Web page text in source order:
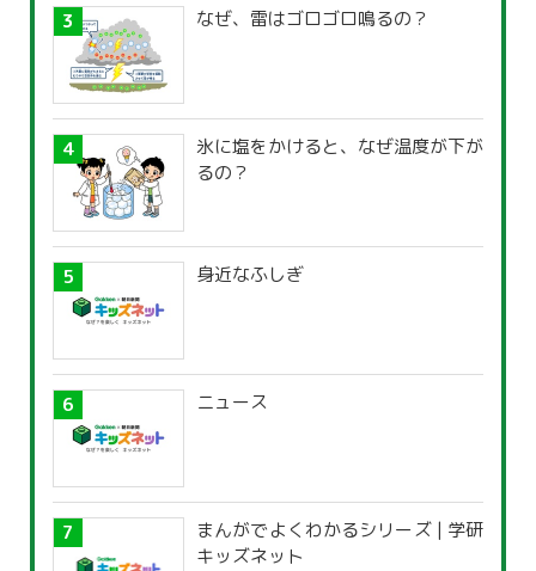
なぜ、雷はゴロゴロ鳴るの？
氷に塩をかけると、なぜ温度が下が
るの？
身近なふしぎ
ニュース
まんがでよくわかるシリーズ | 学研
キッズネット